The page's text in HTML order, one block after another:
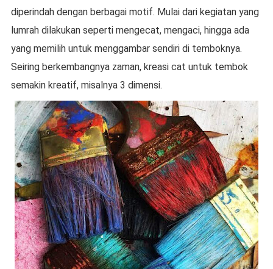
diperindah dengan berbagai motif. Mulai dari kegiatan yang
lumrah dilakukan seperti mengecat, mengaci, hingga ada
yang memilih untuk menggambar sendiri di temboknya.
Seiring berkembangnya zaman, kreasi cat untuk tembok
semakin kreatif, misalnya 3 dimensi.